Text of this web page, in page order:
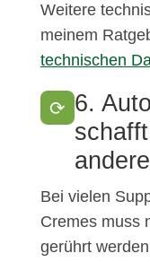
Weitere
meinem
technischen
⟳ 6.
Bei vielen
Cremes muss
gerührt